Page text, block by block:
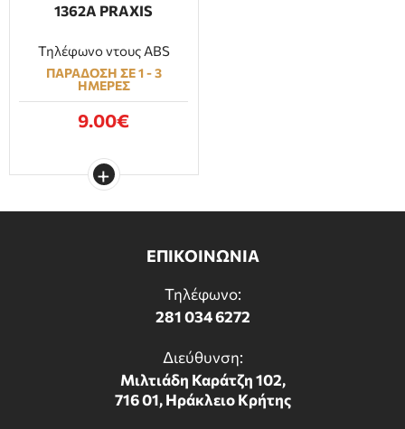
1362A PRAXIS
Τηλέφωνο ντους ABS
ΠΑΡΑΔΟΣΗ ΣΕ 1 - 3
ΗΜΕΡΕΣ
9.00€
ΕΠΙΚΟΙΝΩΝΙΑ
Τηλέφωνο:
281 034 6272
Διεύθυνση:
Μιλτιάδη Καράτζη 102,
716 01, Ηράκλειο Κρήτης